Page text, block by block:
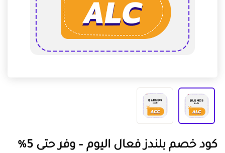
كود خصم بلندز فعال اليوم – وفر حتى 5%